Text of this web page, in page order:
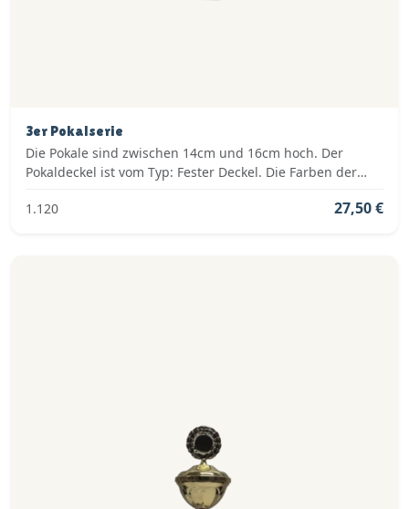
3er Pokalserie
Die Pokale sind zwischen 14cm und 16cm hoch. Der
Pokaldeckel ist vom Typ: Fester Deckel. Die Farben der
1.120
27,50 €